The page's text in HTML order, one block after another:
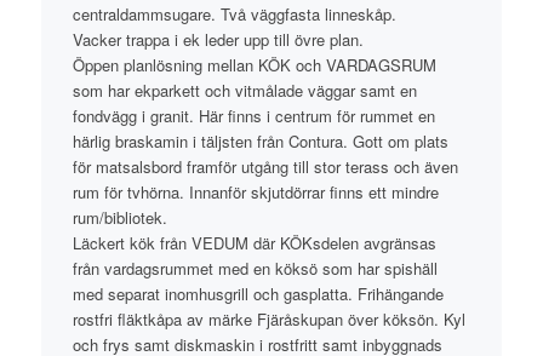
centraldammsugare. Två väggfasta linneskåp.
Vacker trappa i ek leder upp till övre plan.
Öppen planlösning mellan KÖK och VARDAGSRUM
som har ekparkett och vitmålade väggar samt en
fondvägg i granit. Här finns i centrum för rummet en
härlig braskamin i täljsten från Contura. Gott om plats
för matsalsbord framför utgång till stor terass och även
rum för tvhörna. Innanför skjutdörrar finns ett mindre
rum/bibliotek.
Läckert kök från VEDUM där KÖKsdelen avgränsas
från vardagsrummet med en köksö som har spishäll
med separat inomhusgrill och gasplatta. Frihängande
rostfri fläktkåpa av märke Fjäråskupan över köksön. Kyl
och frys samt diskmaskin i rostfritt samt inbyggnads